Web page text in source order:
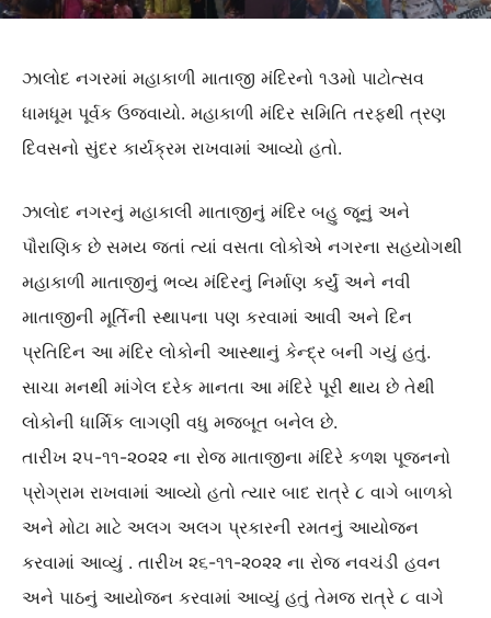
ઝાલોદ નગરમાં મહાકાળી માતાજી મંદિરનો ૧૩મો પાટોત્સવ
ધામધૂમ પૂર્વક ઉજવાયો. મહાકાળી મંદિર સમિતિ તરફથી ત્રણ
દિવસનો સુંદર કાર્યક્રમ રાખવામાં આવ્યો હતો.
ઝાલોદ નગરનું મહાકાલી માતાજીનું મંદિર બહુ જૂનું અને
પૌરાણિક છે સમય જતાં ત્યાં વસતા લોકોએ નગરના સહયોગથી
મહાકાળી માતાજીનું ભવ્ય મંદિરનું નિર્માણ કર્યું અને નવી
માતાજીની મૂર્તિની સ્થાપના પણ કરવામાં આવી અને દિન
પ્રતિદિન આ મંદિર લોકોની આસ્થાનું કેન્દ્ર બની ગયું હતું.
સાચા મનથી માંગેલ દરેક માનતા આ મંદિરે પૂરી થાય છે તેથી
લોકોની ધાર્મિક લાગણી વધુ મજબૂત બનેલ છે.
તારીખ ૨૫-૧૧-૨૦૨૨ ના રોજ માતાજીના મંદિરે કળશ પૂજનનો
પ્રોગ્રામ રાખવામાં આવ્યો હતો ત્યાર બાદ રાત્રે ૮ વાગે બાળકો
અને મોટા માટે અલગ અલગ પ્રકારની રમતનું આયોજન
કરવામાં આવ્યું . તારીખ ૨૬-૧૧-૨૦૨૨ ના રોજ નવચંડી હવન
અને પાઠનું આયોજન કરવામાં આવ્યું હતું તેમજ રાત્રે ૮ વાગે